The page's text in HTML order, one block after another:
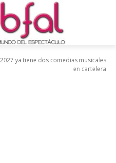
ya tiene dos comedias musicales
en cartelera